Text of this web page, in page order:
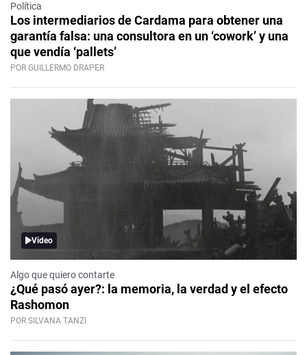
Política
Los intermediarios de Cardama para obtener una
garantía falsa: una consultora en un ‘cowork’ y una
que vendía ‘pallets’
POR GUILLERMO DRAPER
Video
Algo que quiero contarte
¿Qué pasó ayer?: la memoria, la verdad y el efecto
Rashomon
POR SILVANA TANZI